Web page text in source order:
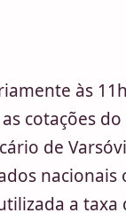
às
cotações
de
nacionais
a